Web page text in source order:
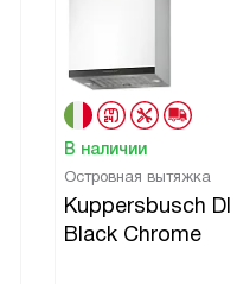
В наличии
Островная вытяжка
Kuppersbusch DI
Black Chrome